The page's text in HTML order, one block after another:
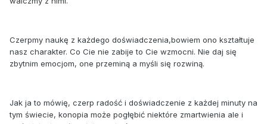
Czerpmy naukę z każdego doświadczenia,bowiem ono kształtuje
nasz charakter. Co Cie nie zabije to Cie wzmocni. Nie daj się
zbytnim emocjom, one przeminą a myśli się rozwiną.
Jak ja to mówię, czerp radość i doświadczenie z każdej minuty na
tym świecie, konopia może pogłębić niektóre zmartwienia ale i